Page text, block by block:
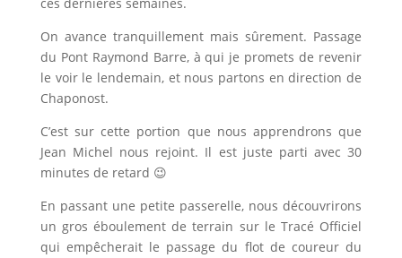
On avance tranquillement mais sûrement. Passage
du Pont Raymond Barre, à qui je promets de revenir
le voir le lendemain, et nous partons en direction de
Chaponost.
C’est sur cette portion que nous apprendrons que
Jean Michel nous rejoint. Il est juste parti avec 30
minutes de retard 😉
En passant une petite passerelle, nous découvrirons
un gros éboulement de terrain sur le Tracé Officiel
qui empêcherait le passage du flot de coureur du